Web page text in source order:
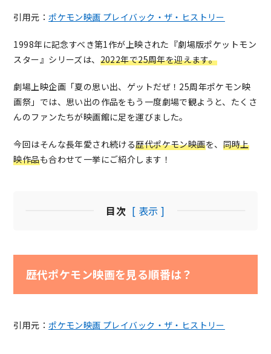
引用元：ポケモン映画 プレイバック・ザ・ヒストリー
1998年に記念すべき第1作が上映された『劇場版ポケットモン
スター』シリーズは、 2022年で25周年を迎えます。
劇場上映企画「夏の思い出、ゲットだぜ！25周年ポケモン映
画祭」では、思い出の作品をもう一度劇場で観ようと、たくさ
んのファンたちが映画館に足を運びました。
今回はそんな長年愛され続ける歴代ポケモン映画を、 同時上
映作品も合わせて一挙にご紹介します！
目次 [ 表示 ]
歴代ポケモン映画を見る順番は？
引用元：ポケモン映画 プレイバック・ザ・ヒストリー